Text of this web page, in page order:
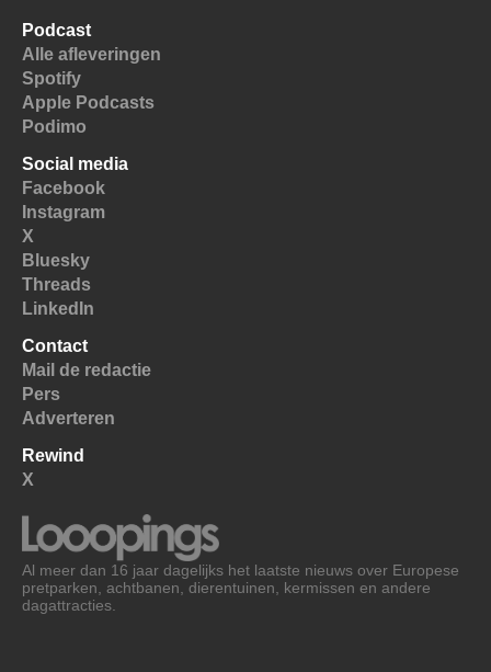
Podcast
Alle afleveringen
Spotify
Apple Podcasts
Podimo
Social media
Facebook
Instagram
X
Bluesky
Threads
LinkedIn
Contact
Mail de redactie
Pers
Adverteren
Rewind
X
Al meer dan 16 jaar dagelijks het laatste nieuws over Europese
pretparken, achtbanen, dierentuinen, kermissen en andere
dagattracties.